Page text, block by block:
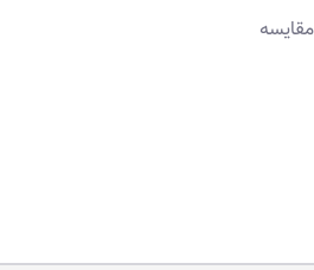
مقایسه